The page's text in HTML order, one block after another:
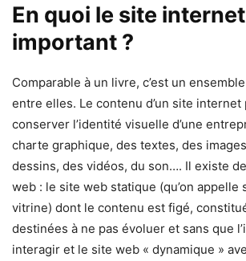
En quoi le site
important ?
Comparable à un livre, c’est un
entre elles. Le contenu d’un site internet
conserver l’identité visuelle d’une
charte graphique, des textes, des
dessins, des vidéos, du son…. Il existe
web : le site web statique (qu’on appelle
vitrine) dont le contenu est figé,
destinées à ne pas évoluer et sans que
interagir et le site web « dynamique »